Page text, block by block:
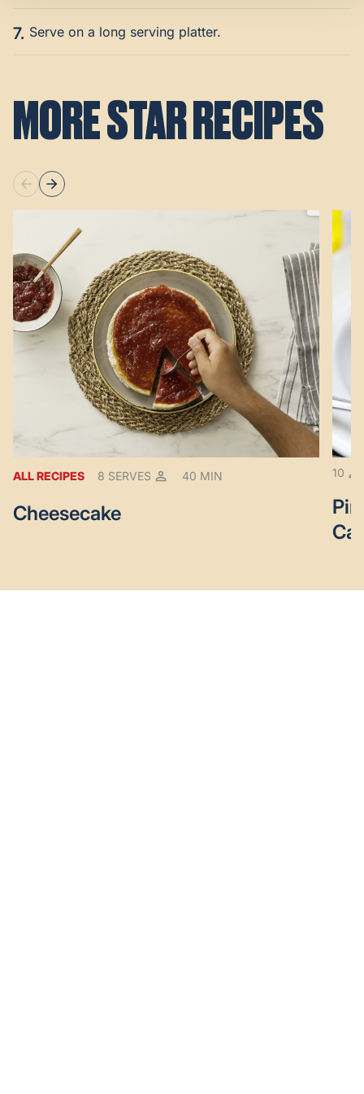
7. Serve on a long serving platter.
MORE STAR RECIPES
ALL RECIPES 8 SERVES 40 MIN
Cheesecake
10